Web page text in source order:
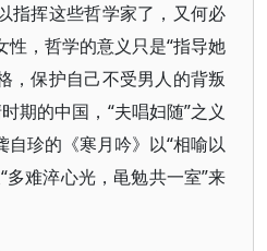
指挥这些哲学家了，又何必
性，哲学的意义只是“指导她
，保护自己不受男人的背叛
期的中国，“夫唱妇随”之义
珍的《寒月吟》以“相喻以
多难淬心光，黾勉共一室”来